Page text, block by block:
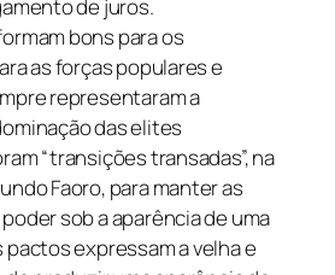
de juros.
bons para os
as forças populares e
representaram a
das elites
“transições transadas”, na
Faoro, para manter as
sob a aparência de uma
pactos expressam a velha e